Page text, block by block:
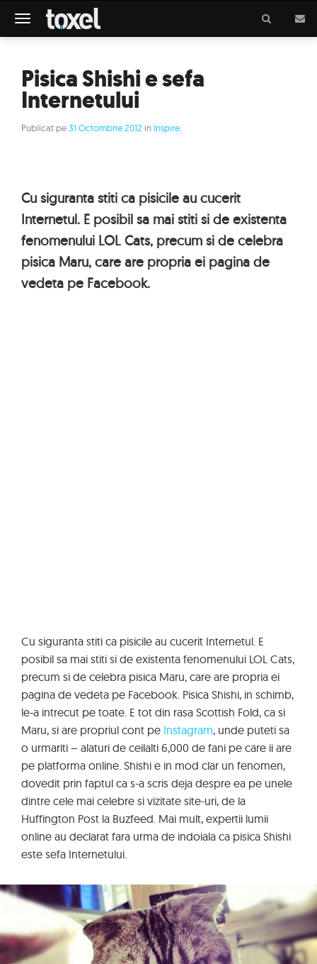
Meniu
Pisica Shishi e sefa
Internetului
Publicat pe31 Octombrie 2012 in Inspire
Cu siguranta stiti ca pisicile au cucerit
Internetul. E posibil sa mai stiti si de existenta
fenomenului LOL Cats, precum si de celebra
pisica Maru, care are propria ei pagina de
vedeta pe Facebook.
Cu siguranta stiti ca pisicile au cucerit Internetul. E
posibil sa mai stiti si de existenta fenomenului LOL Cats,
precum si de celebra pisica Maru, care are propria ei
pagina de vedeta pe Facebook. Pisica Shishi, in schimb,
le-a intrecut pe toate. E tot din rasa Scottish Fold, ca si
Maru, si are propriul cont pe Instagram, unde puteti sa
o urmariti – alaturi de ceilalti 6,000 de fani pe care ii are
pe platforma online. Shishi e in mod clar un fenomen,
dovedit prin faptul ca s-a scris deja despre ea pe unele
dintre cele mai celebre si vizitate site-uri, de la
Huffington Post la Buzfeed. Mai mult, expertii lumii
online au declarat fara urma de indoiala ca pisica Shishi
este sefa Internetului.